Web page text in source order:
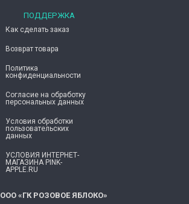
ПОДДЕРЖКА
Как сделать заказ
Возврат товара
Политика
конфиденциальности
Согласие ​на обработку
персональных данных
Условия обработки
пользовательских
данных
УСЛОВИЯ ИНТЕРНЕТ-
МАГАЗИНА PINK-
APPLE.RU
ООО «ГК РОЗОВОЕ ЯБЛОКО»